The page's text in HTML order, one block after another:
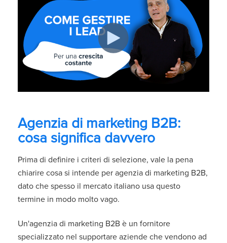
Agenzia di marketing B2B:
cosa significa davvero
Prima di definire i criteri di selezione, vale la pena
chiarire cosa si intende per agenzia di marketing B2B,
dato che spesso il mercato italiano usa questo
termine in modo molto vago.
Un'agenzia di marketing B2B è un fornitore
specializzato nel supportare aziende che vendono ad